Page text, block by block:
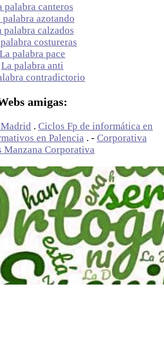
palabra canteros
palabra azotando
palabra calzados
costureras
La palabra pace
La palabra anti
contradictorio
amigas:
. Ciclos Fp de informática en
en Palencia . - Corporativa
Manzana Corporativa